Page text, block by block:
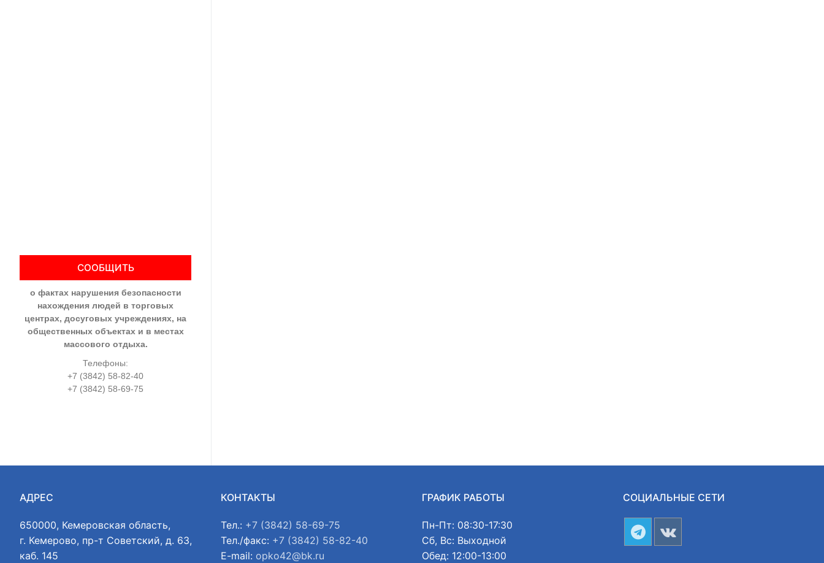
СООБЩИТЬ
о фактах нарушения безопасности
нахождения людей в торговых
центрах, досуговых учреждениях, на
общественных объектах и в местах
массового отдыха.
Телефоны:
+7 (3842) 58-82-40
+7 (3842) 58-69-75
АДРЕС
650000, Кемеровская область,
г. Кемерово, пр-т Советский, д. 63,
каб. 145
КОНТАКТЫ
Тел.: +7 (3842) 58-69-75
Тел./факс: +7 (3842) 58-82-40
E-mail: opko42@bk.ru
ГРАФИК РАБОТЫ
Пн-Пт: 08:30-17:30
Сб, Вс: Выходной
Обед: 12:00-13:00
СОЦИАЛЬНЫЕ СЕТИ